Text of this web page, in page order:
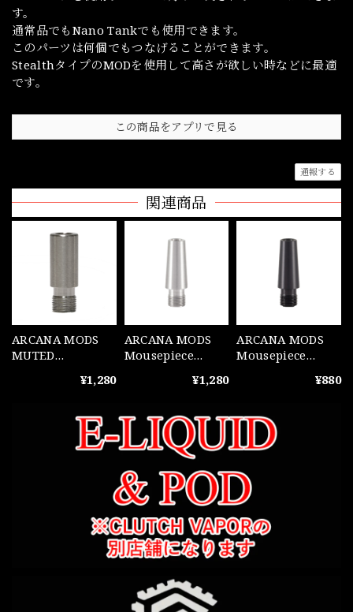
す。
通常品でもNano Tankでも使用できます。
このパーツは何個でもつなげることができます。
StealthタイプのMODを使用して高さが欲しい時などに最適
です。
この商品をアプリで見る
通報する
関連商品
ARCANA MODS
MUTED
¥1,280
ARCANA MODS
Mousepiece
¥1,280
ARCANA MODS
Mousepiece
¥880